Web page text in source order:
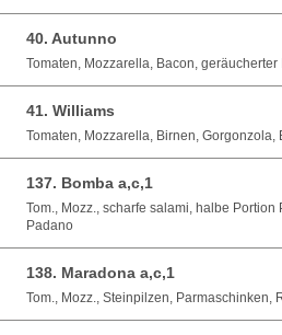
40. Autunno
Tomaten, Mozzarella, Bacon,
41. Williams
Tomaten, Mozzarella, Birnen, Gorgonzola,
137. Bomba a,c,1
Tom., Mozz., scharfe salami, halbe
Padano
138. Maradona a,c,1
Tom., Mozz., Steinpilzen, Parmaschinken,